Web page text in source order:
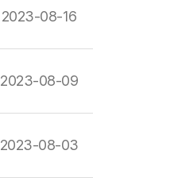
2023-08-16
2023-08-09
2023-08-03